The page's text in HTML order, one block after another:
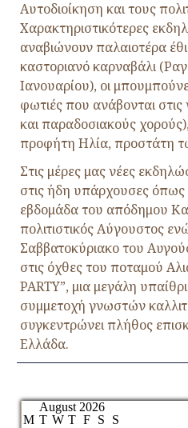
Αυτοδιοίκηση και τους
Χαρακτηριστικότερες
αναβιώνουν παλαιοτέρα
καστοριανό καρναβάλι
Ιανουαρίου), οι
φωτιές που ανάβονται στις
και παραδοσιακούς
προφήτη Ηλία, προστάτη
Στις μέρες μας νέες
στις ήδη υπάρχουσες όπως
εβδομάδα του απόδημου
πολιτιστικός Αύγουστος
Σαββατοκύριακο του
στις όχθες του ποταμού
PARTY”, μια μεγάλη
συμμετοχή γνωστών
συγκεντρώνει πλήθος
Ελλάδα.
August 2026
M T W T F S S